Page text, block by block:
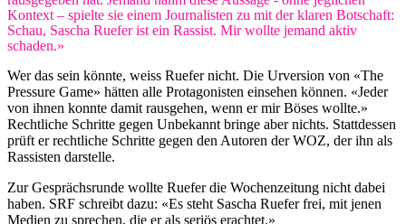
Kontext – spielte sie einem Journalisten zu mit der klaren Botschaft:
Schau, Sascha Ruefer ist ein Rassist. Mir wollte jemand aktiv
schaden.»
Wer das sein könnte, weiss Ruefer nicht. Die Urversion von «The
Pressure Game» hätten alle Protagonisten einsehen können. «Jeder
von ihnen konnte damit rausgehen, wenn er mir Böses wollte.»
Rechtliche Schritte gegen Unbekannt bringe aber nichts. Stattdessen
prüft er rechtliche Schritte gegen den Autoren der WOZ, der ihn als
Rassisten darstelle.
Zur Gesprächsrunde wollte Ruefer die Wochenzeitung nicht dabei
haben. SRF schreibt dazu: «Es steht Sascha Ruefer frei, mit jenen
Medien zu sprechen, die er als seriös erachtet.»